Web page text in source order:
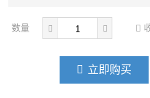
数量
立即购买